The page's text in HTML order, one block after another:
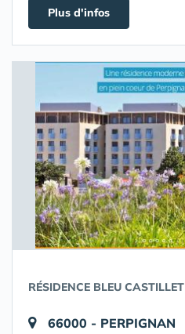
Plus d'infos
RÉSIDENCE BLEU CASTILLET
66000 - PERPIGNAN